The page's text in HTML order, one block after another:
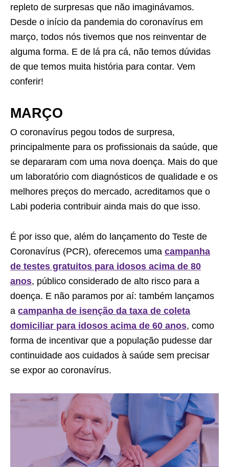
repleto de surpresas que não imaginávamos.
Desde o início da pandemia do coronavírus em
março, todos nós tivemos que nos reinventar de
alguma forma. E de lá pra cá, não temos dúvidas
de que temos muita história para contar. Vem
conferir!
MARÇO
O coronavírus pegou todos de surpresa,
principalmente para os profissionais da saúde, que
se depararam com uma nova doença. Mais do que
um laboratório com diagnósticos de qualidade e os
melhores preços do mercado, acreditamos que o
Labi poderia contribuir ainda mais do que isso.
É por isso que, além do lançamento do Teste de
Coronavírus (PCR), oferecemos uma campanha
de testes gratuitos para idosos acima de 80
anos, público considerado de alto risco para a
doença. E não paramos por aí: também lançamos
a campanha de isenção da taxa de coleta
domiciliar para idosos acima de 60 anos, como
forma de incentivar que a população pudesse dar
continuidade aos cuidados à saúde sem precisar
se expor ao coronavírus.